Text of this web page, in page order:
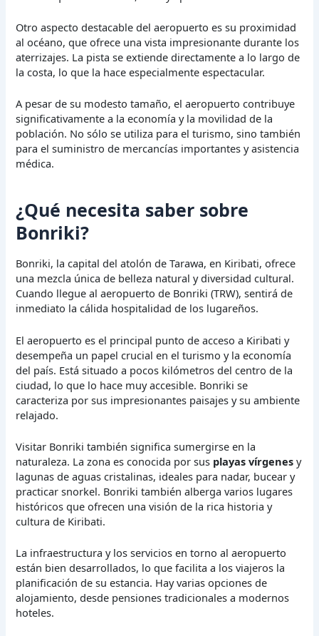
Otro aspecto destacable del aeropuerto es su proximidad
al océano, que ofrece una vista impresionante durante los
aterrizajes. La pista se extiende directamente a lo largo de
la costa, lo que la hace especialmente espectacular.
A pesar de su modesto tamaño, el aeropuerto contribuye
significativamente a la economía y la movilidad de la
población. No sólo se utiliza para el turismo, sino también
para el suministro de mercancías importantes y asistencia
médica.
¿Qué necesita saber sobre
Bonriki?
Bonriki, la capital del atolón de Tarawa, en Kiribati, ofrece
una mezcla única de belleza natural y diversidad cultural.
Cuando llegue al aeropuerto de Bonriki (TRW), sentirá de
inmediato la cálida hospitalidad de los lugareños.
El aeropuerto es el principal punto de acceso a Kiribati y
desempeña un papel crucial en el turismo y la economía
del país. Está situado a pocos kilómetros del centro de la
ciudad, lo que lo hace muy accesible. Bonriki se
caracteriza por sus impresionantes paisajes y su ambiente
relajado.
Visitar Bonriki también significa sumergirse en la
naturaleza. La zona es conocida por sus playas vírgenes y
lagunas de aguas cristalinas, ideales para nadar, bucear y
practicar snorkel. Bonriki también alberga varios lugares
históricos que ofrecen una visión de la rica historia y
cultura de Kiribati.
La infraestructura y los servicios en torno al aeropuerto
están bien desarrollados, lo que facilita a los viajeros la
planificación de su estancia. Hay varias opciones de
alojamiento, desde pensiones tradicionales a modernos
hoteles.